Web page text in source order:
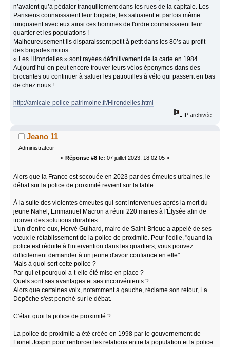
n’avaient qu’à pédaler tranquillement dans les rues de la capitale. Les
Parisiens connaissaient leur brigade, les saluaient et parfois même
trinquaient avec eux ainsi ces hommes de l'ordre connaissaient leur
quartier et les populations !
Malheureusement ils disparaissent petit à petit dans les 80’s au profit
des brigades motos.
« Les Hirondelles » sont rayées définitivement de la carte en 1984.
Aujourd’hui on peut encore trouver leurs vélos éponymes dans des
brocantes ou continuer à saluer les patrouilles à vélo qui passent en bas
de chez nous !
http://amicale-police-patrimoine.fr/Hirondelles.html
IP archivée
Jeano 11
Administrateur
« Réponse #8 le: 07 juillet 2023, 18:02:05 »
Alors que la France est secouée en 2023 par des émeutes urbaines, le
débat sur la police de proximité revient sur la table.
À la suite des violentes émeutes qui sont intervenues après la mort du
jeune Nahel, Emmanuel Macron a réuni 220 maires à l'Élysée afin de
trouver des solutions durables.
L'un d'entre eux, Hervé Guihard, maire de Saint-Brieuc a appelé de ses
vœux le rétablissement de la police de proximité. Pour l'édile, "quand la
police est réduite à l'intervention dans les quartiers, vous pouvez
difficilement demander à un jeune d'avoir confiance en elle".
Mais à quoi sert cette police ?
Par qui et pourquoi a-t-elle été mise en place ?
Quels sont ses avantages et ses inconvénients ?
Alors que certaines voix, notamment à gauche, réclame son retour, La
Dépêche s'est penché sur le débat.
C'était quoi la police de proximité ?
La police de proximité a été créée en 1998 par le gouvernement de
Lionel Jospin pour renforcer les relations entre la population et la police.